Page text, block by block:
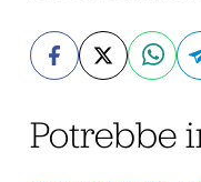
Potrebbe